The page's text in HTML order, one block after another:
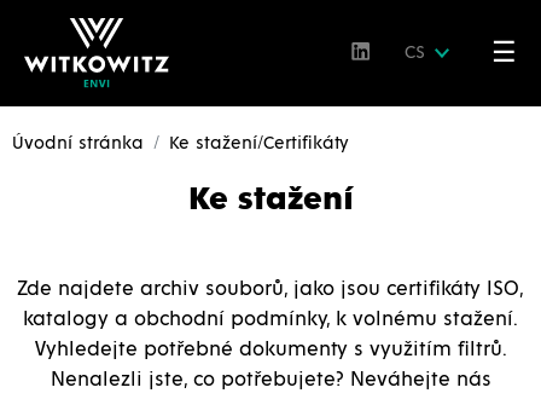
CS ☰
Úvodní stránka Ke stažení/Certifikáty
Ke stažení
Zde najdete archiv souborů, jako jsou certifikáty ISO,
katalogy a obchodní podmínky, k volnému stažení.
Vyhledejte potřebné dokumenty s využitím filtrů.
Nenalezli jste, co potřebujete? Neváhejte nás